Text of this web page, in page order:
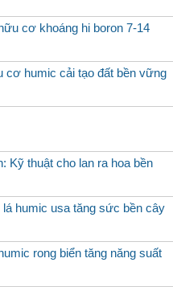
cơ khoáng hi boron 7-14
cơ humic cải tạo đất bền vững
Kỹ thuật cho lan ra hoa bền
humic usa tăng sức bền cây
rong biển tăng năng suất